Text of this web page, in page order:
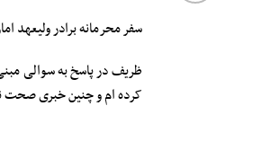
سفر محرمانه برادر ولیعهد
ظریف در پاسخ به سوالی مبنی
کرده ام و چنین خبری صحت